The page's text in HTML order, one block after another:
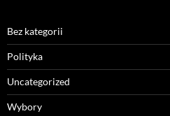
Bez kategorii
Polityka
Uncategorized
Wybory